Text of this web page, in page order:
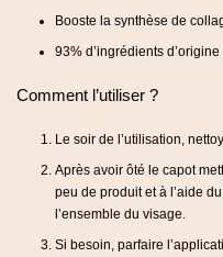
Booste la synthèse de
93% d’ingrédients
Comment l’utiliser ?
Le soir de l’utilisation,
Après avoir ôté le capot
peu de produit et à l’aide
l’ensemble du visage.
Si besoin, parfaire